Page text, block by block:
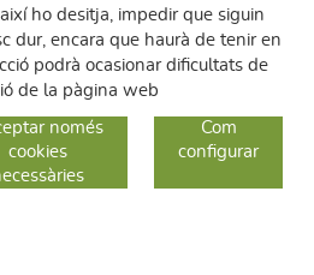
ho desitja, impedir que siguin
dur, encara que haurà de tenir en
podrà ocasionar dificultats de
de la pàgina web
només
cookies
Com
configurar